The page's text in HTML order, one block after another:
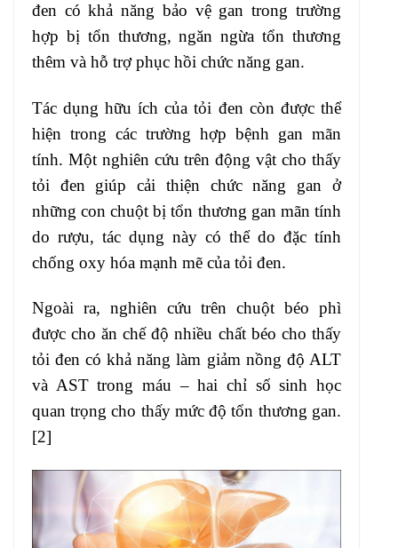
đen có khả năng bảo vệ gan trong trường
hợp bị tổn thương, ngăn ngừa tổn thương
thêm và hỗ trợ phục hồi chức năng gan.
Tác dụng hữu ích của tỏi đen còn được thể
hiện trong các trường hợp bệnh gan mãn
tính. Một nghiên cứu trên động vật cho thấy
tỏi đen giúp cải thiện chức năng gan ở
những con chuột bị tổn thương gan mãn tính
do rượu, tác dụng này có thể do đặc tính
chống oxy hóa mạnh mẽ của tỏi đen.
Ngoài ra, nghiên cứu trên chuột béo phì
được cho ăn chế độ nhiều chất béo cho thấy
tỏi đen có khả năng làm giảm nồng độ ALT
và AST trong máu – hai chỉ số sinh học
quan trọng cho thấy mức độ tổn thương gan.
[2]